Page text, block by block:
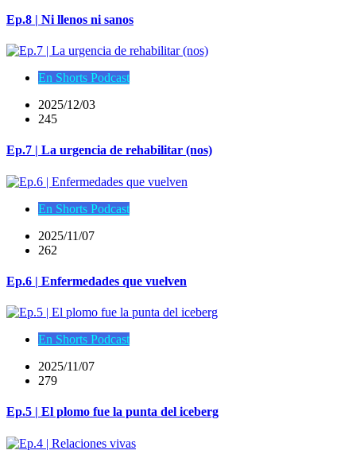
Ep.8 | Ni llenos ni sanos
En Shorts Podcast
2025/12/03
245
Ep.7 | La urgencia de rehabilitar (nos)
En Shorts Podcast
2025/11/07
262
Ep.6 | Enfermedades que vuelven
En Shorts Podcast
2025/11/07
279
Ep.5 | El plomo fue la punta del iceberg